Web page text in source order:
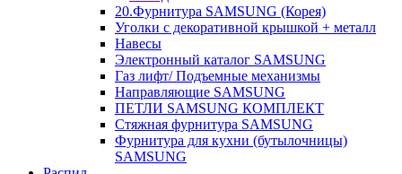
20.Фурнитура SAMSUNG (Корея)
Уголки с декоративной крышкой + металл
Навесы
Электронный каталог SAMSUNG
Газ лифт/ Подъемные механизмы
Направляющие SAMSUNG
ПЕТЛИ SAMSUNG КОМПЛЕКТ
Стяжная фурнитура SAMSUNG
Фурнитура для кухни (бутылочницы)
SAMSUNG